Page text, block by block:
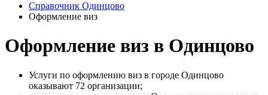
Справочник Одинцово
Оформление виз
Оформление виз в Одинцово
Услуги по оформлению виз в городе Одинцово
оказывают 72 организации;